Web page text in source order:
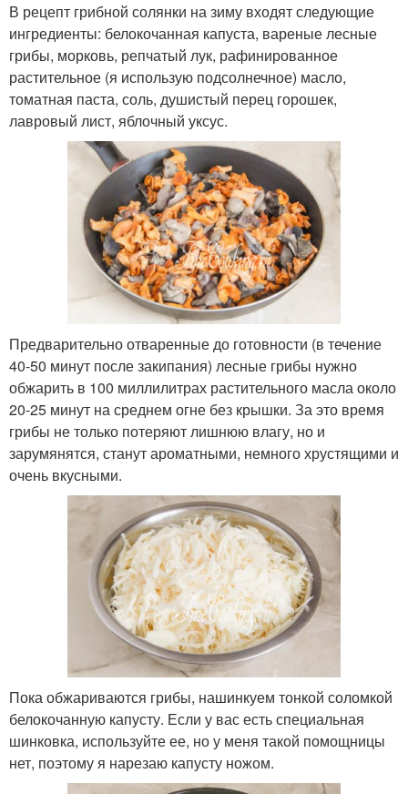
В рецепт грибной солянки на зиму входят следующие
ингредиенты: белокочанная капуста, вареные лесные
грибы, морковь, репчатый лук, рафинированное
растительное (я использую подсолнечное) масло,
томатная паста, соль, душистый перец горошек,
лавровый лист, яблочный уксус.
Предварительно отваренные до готовности (в течение
40-50 минут после закипания) лесные грибы нужно
обжарить в 100 миллилитрах растительного масла около
20-25 минут на среднем огне без крышки. За это время
грибы не только потеряют лишнюю влагу, но и
зарумянятся, станут ароматными, немного хрустящими и
очень вкусными.
Пока обжариваются грибы, нашинкуем тонкой соломкой
белокочанную капусту. Если у вас есть специальная
шинковка, используйте ее, но у меня такой помощницы
нет, поэтому я нарезаю капусту ножом.